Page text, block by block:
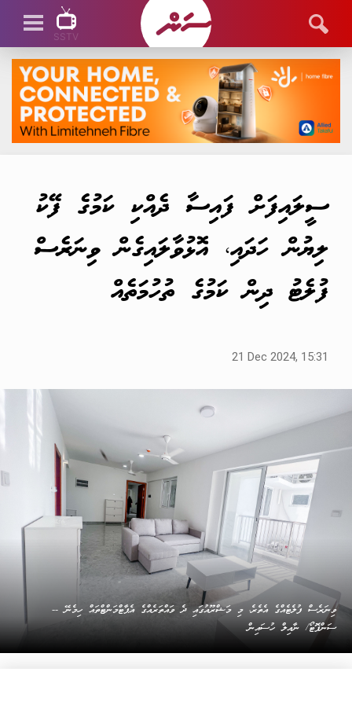
SSTV
SSTV LIVE
ސީލައިފަށް ފައިސާ ދެއްކި ކަމުގެ ފޭކު
ލިޔުން ހަދައި، އޮޅުވާލައިގެން ވިނަރެސް
ފުލެޓު ދިން ކަމުގެ ތުހުމަތެއް
21 Dec 2024, 15:31
ވިނަރެސް ފުލެޓެއްގެ އެތެރެ، މި މަޝްރޫއުގައި ދެ ވައްތަރެއްގެ އެޕާޓްމަންޓްތައް ހިމެނޭ --
ސަންފޮޓޯ/ ނާއިލް ހުސައިން